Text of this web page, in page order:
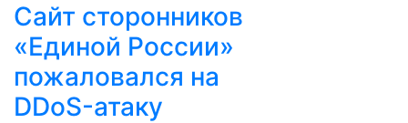
Сайт сторонников
«Единой России»
пожаловался на
DDoS-атаку